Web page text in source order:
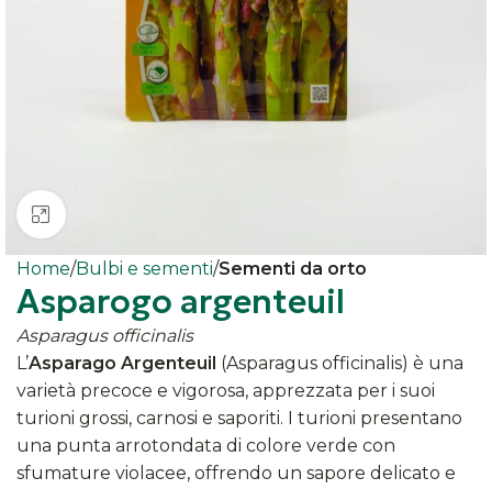
Clicca per ingrandire
Home Bulbi e sementi Sementi da orto
Asparogo argenteuil
Asparagus officinalis
L’Asparago Argenteuil (Asparagus officinalis) è una
varietà precoce e vigorosa, apprezzata per i suoi
turioni grossi, carnosi e saporiti. I turioni presentano
una punta arrotondata di colore verde con
sfumature violacee, offrendo un sapore delicato e